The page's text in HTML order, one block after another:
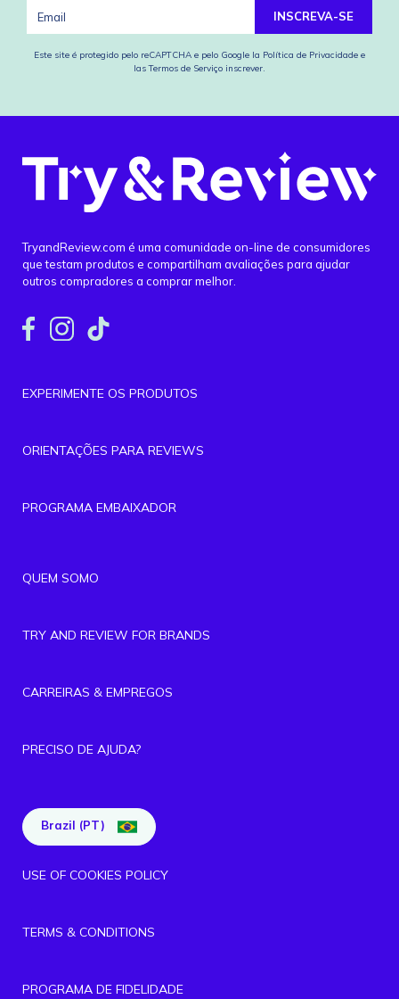
INSCREVA-SE
Este site é protegido pelo reCAPTCHA e pelo Google la Política de Privacidade e
las Termos de Serviço inscrever.
TryandReview.com é uma comunidade on-line de consumidores
que testam produtos e compartilham avaliações para ajudar
outros compradores a comprar melhor.
EXPERIMENTE OS PRODUTOS
ORIENTAÇÕES PARA REVIEWS
PROGRAMA EMBAIXADOR
QUEM SOMO
TRY AND REVIEW FOR BRANDS
CARREIRAS & EMPREGOS
PRECISO DE AJUDA?
Brazil (PT)
USE OF COOKIES POLICY
TERMS & CONDITIONS
PROGRAMA DE FIDELIDADE